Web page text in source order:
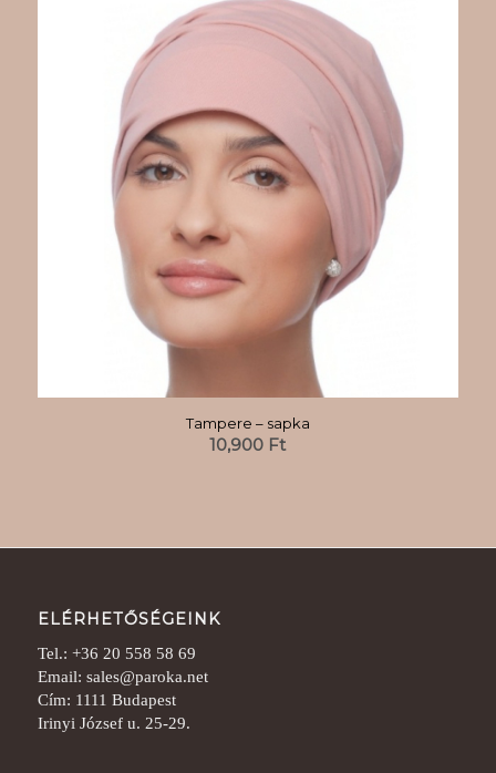
Tampere – sapka
10,900 Ft
ELÉRHETŐSÉGEINK
Tel.: +36 20 558 58 69
Email: sales@paroka.net
Cím: 1111 Budapest
Irinyi József u. 25-29.